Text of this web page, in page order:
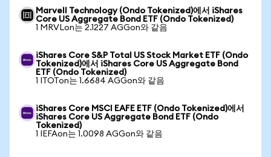
Marvell Technology (Ondo Tokenized)에서 iShares
Core US Aggregate Bond ETF (Ondo Tokenized)
1 MRVLon는 2.1227 AGGon와 같음
iShares Core S&P Total US Stock Market ETF (Ondo
Tokenized)에서 iShares Core US Aggregate Bond
ETF (Ondo Tokenized)
1 ITOTon는 1.6684 AGGon와 같음
iShares Core MSCI EAFE ETF (Ondo Tokenized)에서
iShares Core US Aggregate Bond ETF (Ondo
Tokenized)
1 IEFAon는 1.0098 AGGon와 같음